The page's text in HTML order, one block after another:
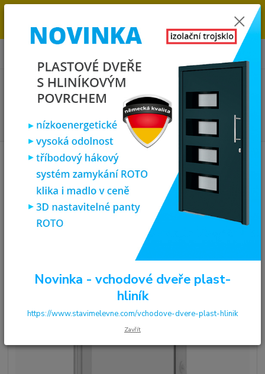
OBJEDNÁVKOU. MÁME 7 000 OKEN A DVEŘÍ SKLADEM U NÁS V
KLATOVECH.
0
0,00 Kč
Plastová okna
plastové okno 90x80 cm, jednokřídlé, bílé, PREMIUM
plastové okno 90x80 cm,
jednokřídlé, bílé, PREMIUM 7000
Novinka - vchodové dveře plast-
hliník
https://www.stavimelevne.com/vchodove-dvere-plast-hlinik
Zavřít